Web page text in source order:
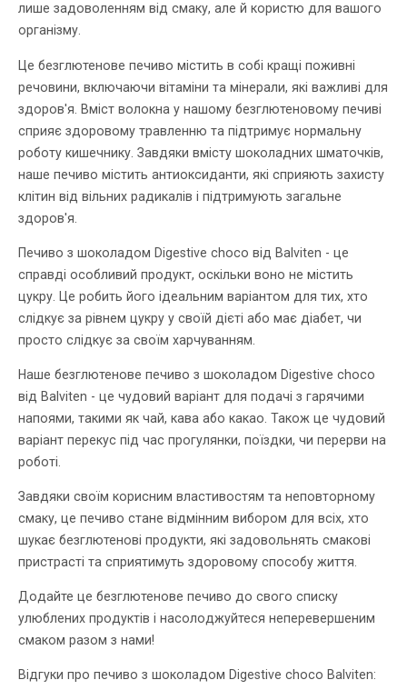
лише задоволенням від смаку, але й користю для вашого
організму.
Це безглютенове печиво містить в собі кращі поживні
речовини, включаючи вітаміни та мінерали, які важливі для
здоров'я. Вміст волокна у нашому безглютеновому печиві
сприяє здоровому травленню та підтримує нормальну
роботу кишечнику. Завдяки вмісту шоколадних шматочків,
наше печиво містить антиоксиданти, які сприяють захисту
клітин від вільних радикалів і підтримують загальне
здоров'я.
Печиво з шоколадом Digestive choco від Balviten - це
справді особливий продукт, оскільки воно не містить
цукру. Це робить його ідеальним варіантом для тих, хто
слідкує за рівнем цукру у своїй дієті або має діабет, чи
просто слідкує за своїм харчуванням.
Наше безглютенове печиво з шоколадом Digestive choco
від Balviten - це чудовий варіант для подачі з гарячими
напоями, такими як чай, кава або какао. Також це чудовий
варіант перекус під час прогулянки, поїздки, чи перерви на
роботі.
Завдяки своїм корисним властивостям та неповторному
смаку, це печиво стане відмінним вибором для всіх, хто
шукає безглютенові продукти, які задовольнять смакові
пристрасті та сприятимуть здоровому способу життя.
Додайте це безглютенове печиво до свого списку
улюблених продуктів і насолоджуйтеся неперевершеним
смаком разом з нами!
Відгуки про печиво з шоколадом Digestive choco Balviten: